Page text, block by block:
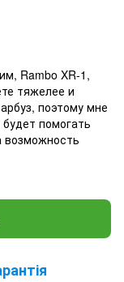
Rambo XR-1,
тяжелее и
поэтому мне
помогать
возможность